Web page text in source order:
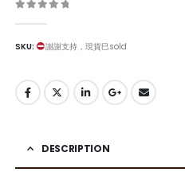
SKU: 謝謝支持，現貨巳sold
DESCRIPTION